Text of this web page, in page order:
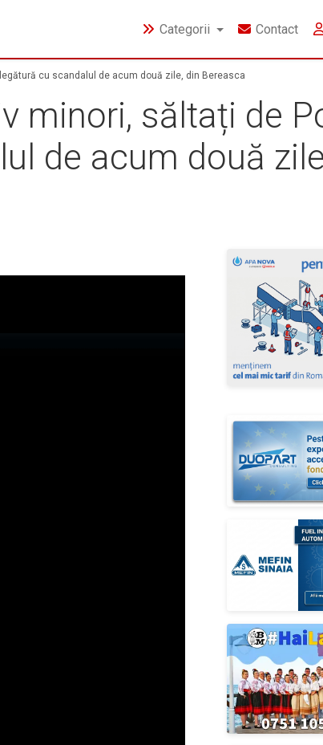
Categorii Contact
cu scandalul de acum două zile, din Bereasca
minori, săltați de
de acum două